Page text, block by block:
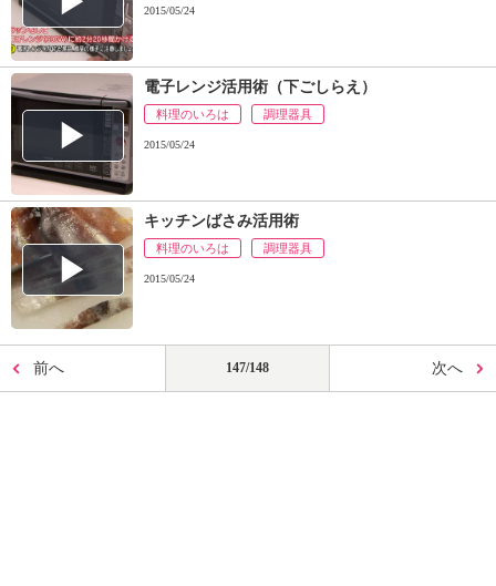
2015/05/24
電子レンジ活用術（下ごしらえ）
料理のいろは 調理器具
2015/05/24
キッチンばさみ活用術
料理のいろは 調理器具
2015/05/24
前へ 147/148 次へ